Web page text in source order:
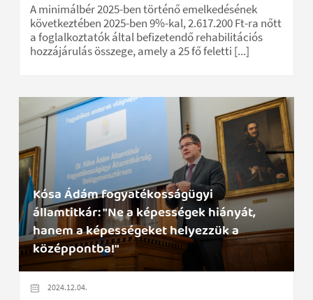
A minimálbér 2025-ben történő emelkedésének
következtében 2025-ben 9%-kal, 2.617.200 Ft-ra nőtt
a foglalkoztatók által befizetendő rehabilitációs
hozzájárulás összege, amely a 25 fő feletti [...]
Kósa Ádám fogyatékosságügyi
államtitkár: "Ne a képességek hiányát,
hanem a képességeket helyezzük a
középpontba!"
2024.12.04.